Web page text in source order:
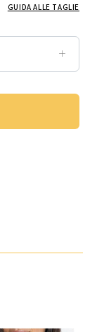
GUIDA ALLE TAGLIE